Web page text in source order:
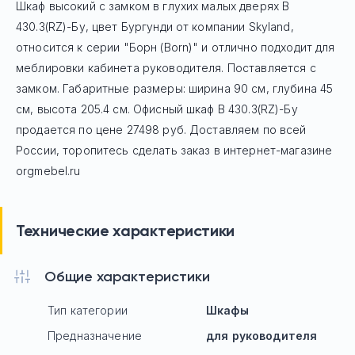
Шкаф высокий с замком в глухих малых дверях B
430.3(RZ)-Бу, цвет Бургунди от компании Skyland,
относится к серии "Борн (Born)" и отлично подходит для
меблировки кабинета руководителя. Поставляется с
замком. Габаритные размеры: ширина 90 см, глубина 45
см, высота 205.4 см. Офисный шкаф B 430.3(RZ)-Бу
продается по цене 27498 руб. Доставляем по всей
России, торопитесь сделать заказ в интернет-магазине
orgmebel.ru
Технические характеристики
Общие характеристики
Тип категории
Шкафы
Предназначение
для руководителя